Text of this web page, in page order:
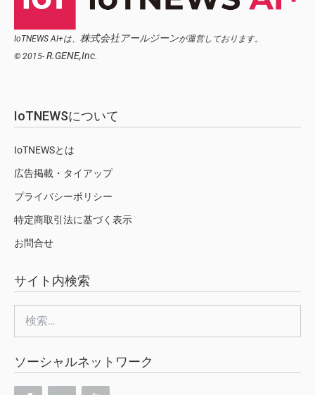
IoTNEWS AI+は、 株式会社アールジーンが運営しております。
© 2015- R.GENE,Inc.
IoTNEWSについて
IoTNEWSとは
広告掲載・タイアップ
プライバシーポリシー
特定商取引法に基づく表示
お問合せ
サイト内検索
索:
ソーシャルネットワーク